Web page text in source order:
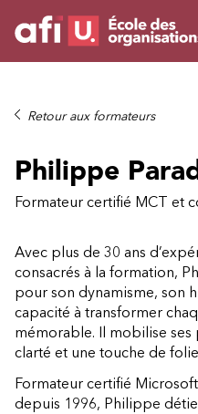
Formations
Sur mesure
À propos
Retour aux formateurs
Philippe
Formateur certifié MCT et
Avec plus de 30 ans
consacrés à la formation,
pour son dynamisme, son
capacité à transformer
mémorable. Il mobilise ses
clarté et une touche de
Formateur certifié
depuis 1996, Philippe